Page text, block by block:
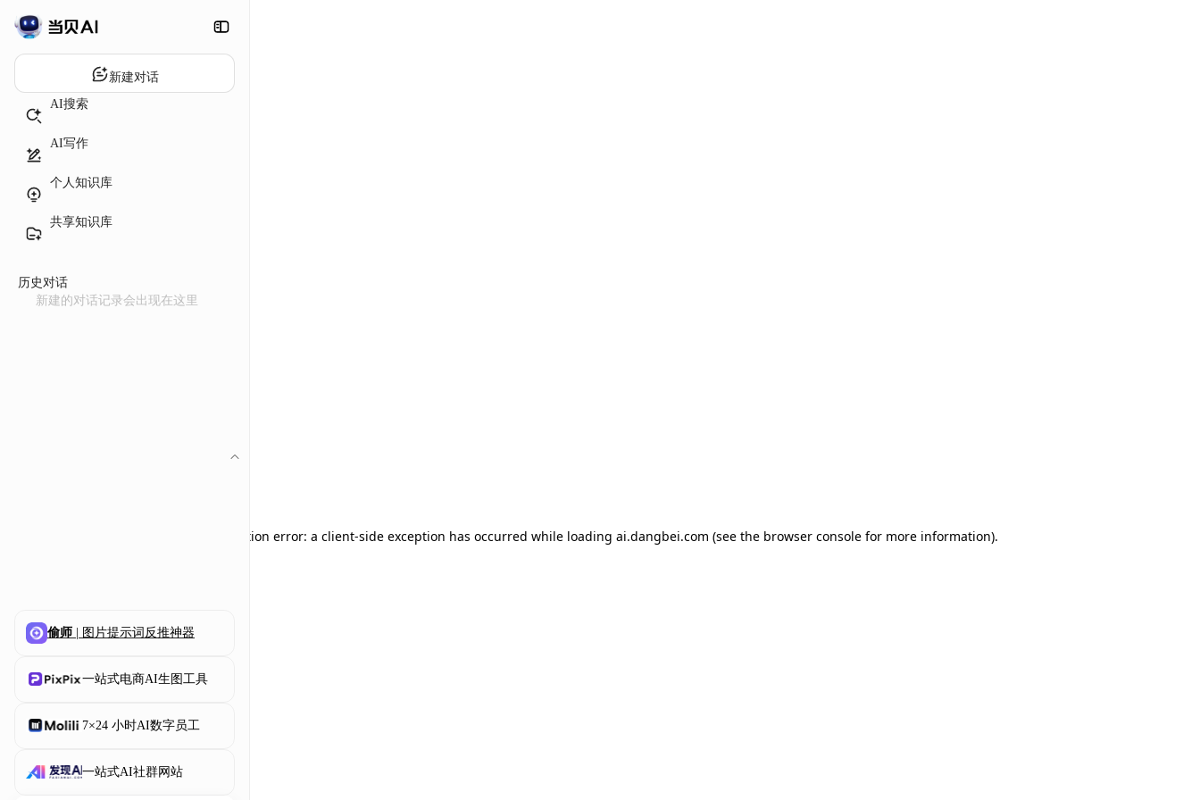
新建对话
AI搜索
AI写作
个人知识库
共享知识库
历史对话
新建的对话记录会出现在这里
偷师 | 图片提示词反推神器
一站式电商AI生图工具
7×24 小时AI数字员工
一站式AI社群网站
Application error: a client-side exception has occurred while loading ai.dangbei.com (see the browser console for more information).